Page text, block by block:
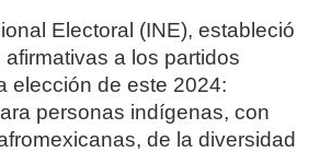
Electoral (INE), estableció
a los partidos
elección de este 2024:
personas indígenas, con
de la diversidad